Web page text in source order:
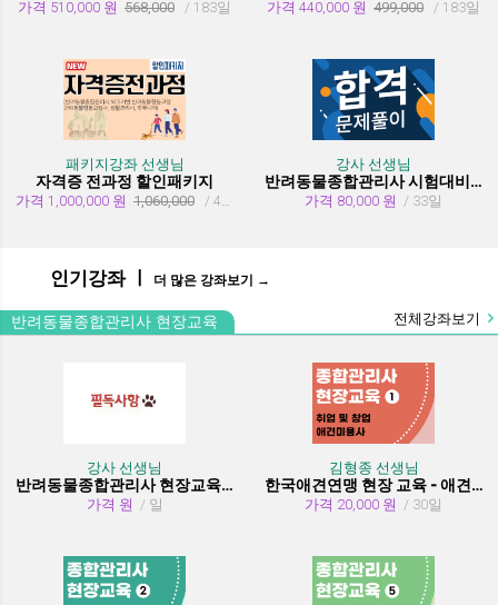
가격 510,000 원 568,000 / 183일 가격 440,000 원 499,000 / 183일
패키지강좌 선생님
자격증 전과정 할인패키지
가격 1,000,000 원 1,060,000 / 455일
강사 선생님
반려동물종합관리사 시험대비 유형문제 풀이
가격 80,000 원 / 33일
인기강좌 ㅣ 더 많은 강좌보기 →
반려동물종합관리사 현장교육 전체강좌보기
강사 선생님
반려동물종합관리사 현장교육 수강시 필독사항
가격 원 / 일
김형종 선생님
한국애견연맹 현장 교육 - 애견미용사 취업 및 창업
가격 20,000 원 / 30일